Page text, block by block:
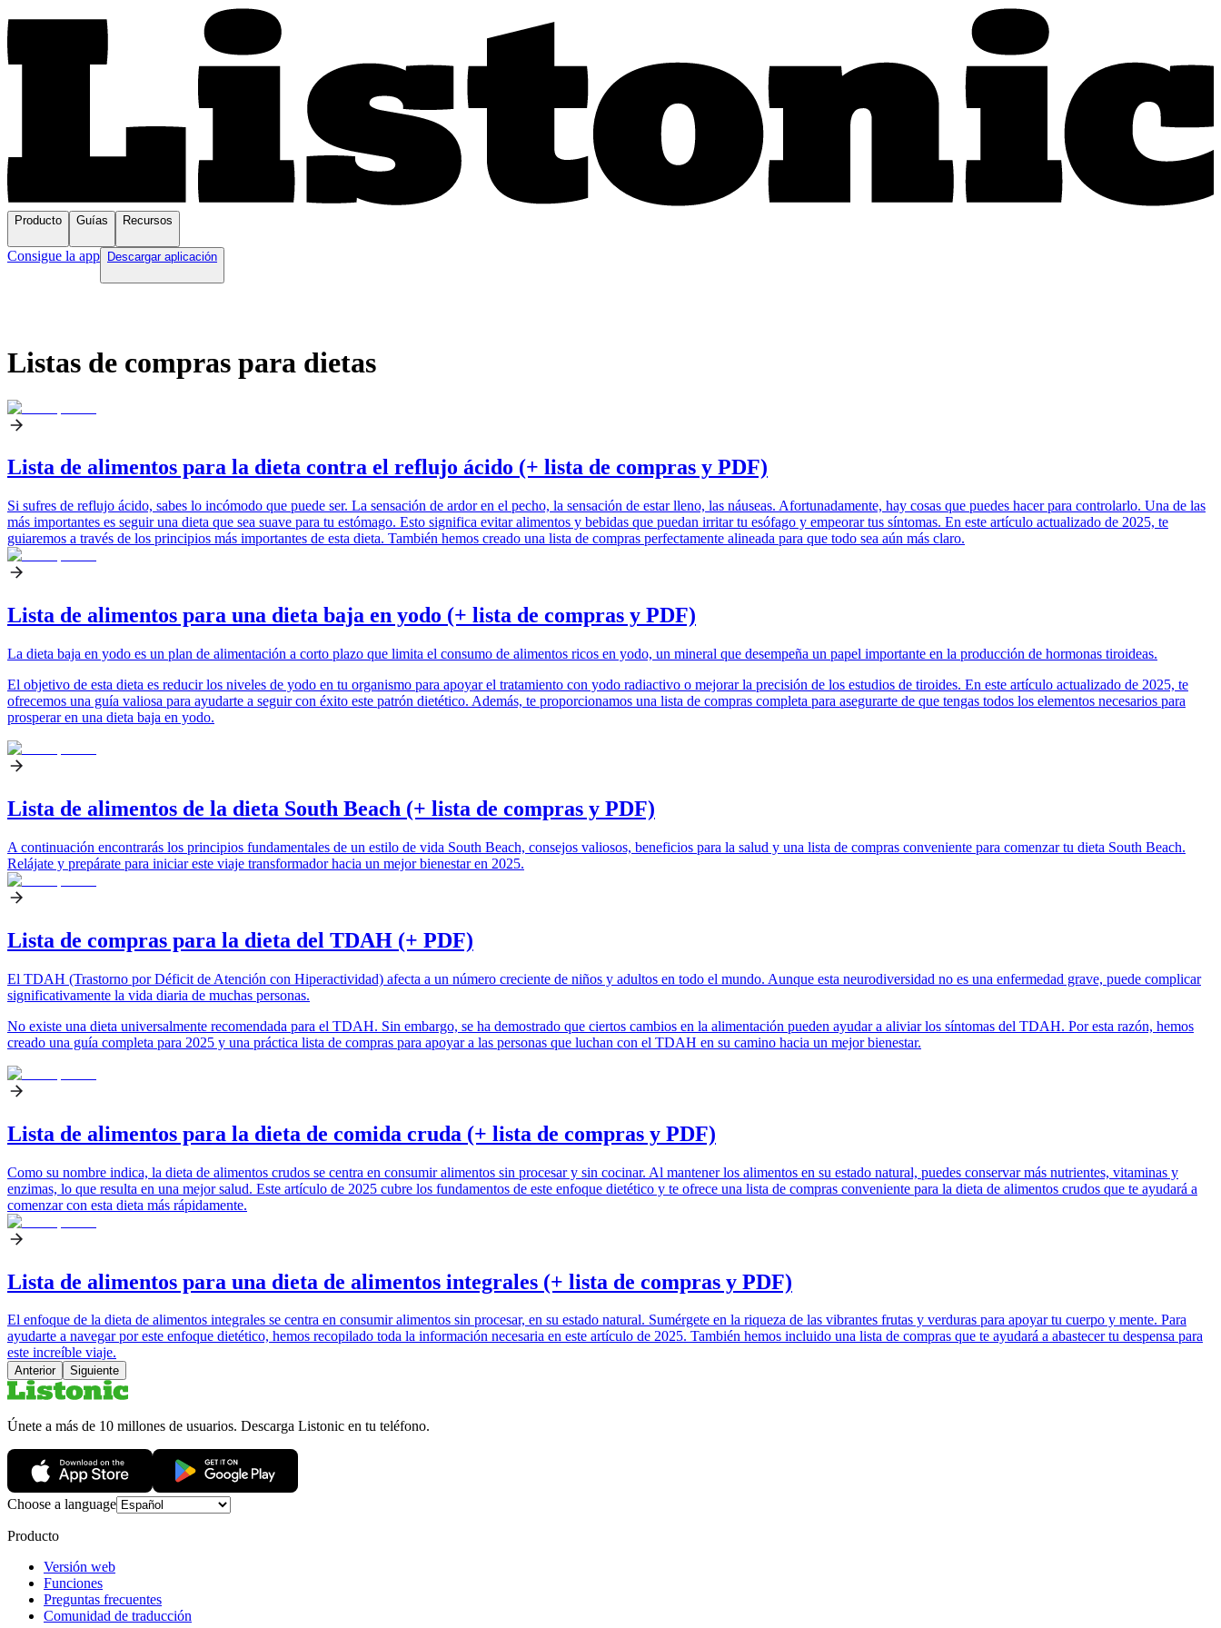
Producto Guías Recursos
Consigue la app Descargar aplicación
Listas de compras para dietas
Lista de alimentos para la dieta contra el reflujo ácido (+ lista de compras y PDF)
Si sufres de reflujo ácido, sabes lo incómodo que puede ser. La sensación de ardor en el pecho, la sensación de estar lleno, las náuseas. Afortunadamente, hay cosas que puedes hacer para controlarlo. Una de las
más importantes es seguir una dieta que sea suave para tu estómago. Esto significa evitar alimentos y bebidas que puedan irritar tu esófago y empeorar tus síntomas. En este artículo actualizado de 2025, te
guiaremos a través de los principios más importantes de esta dieta. También hemos creado una lista de compras perfectamente alineada para que todo sea aún más claro.
Lista de alimentos para una dieta baja en yodo (+ lista de compras y PDF)
La dieta baja en yodo es un plan de alimentación a corto plazo que limita el consumo de alimentos ricos en yodo, un mineral que desempeña un papel importante en la producción de hormonas tiroideas.
El objetivo de esta dieta es reducir los niveles de yodo en tu organismo para apoyar el tratamiento con yodo radiactivo o mejorar la precisión de los estudios de tiroides. En este artículo actualizado de 2025, te
ofrecemos una guía valiosa para ayudarte a seguir con éxito este patrón dietético. Además, te proporcionamos una lista de compras completa para asegurarte de que tengas todos los elementos necesarios para
prosperar en una dieta baja en yodo.
Lista de alimentos de la dieta South Beach (+ lista de compras y PDF)
A continuación encontrarás los principios fundamentales de un estilo de vida South Beach, consejos valiosos, beneficios para la salud y una lista de compras conveniente para comenzar tu dieta South Beach.
Relájate y prepárate para iniciar este viaje transformador hacia un mejor bienestar en 2025.
Lista de compras para la dieta del TDAH (+ PDF)
El TDAH (Trastorno por Déficit de Atención con Hiperactividad) afecta a un número creciente de niños y adultos en todo el mundo. Aunque esta neurodiversidad no es una enfermedad grave, puede complicar
significativamente la vida diaria de muchas personas.
No existe una dieta universalmente recomendada para el TDAH. Sin embargo, se ha demostrado que ciertos cambios en la alimentación pueden ayudar a aliviar los síntomas del TDAH. Por esta razón, hemos
creado una guía completa para 2025 y una práctica lista de compras para apoyar a las personas que luchan con el TDAH en su camino hacia un mejor bienestar.
Lista de alimentos para la dieta de comida cruda (+ lista de compras y PDF)
Como su nombre indica, la dieta de alimentos crudos se centra en consumir alimentos sin procesar y sin cocinar. Al mantener los alimentos en su estado natural, puedes conservar más nutrientes, vitaminas y
enzimas, lo que resulta en una mejor salud. Este artículo de 2025 cubre los fundamentos de este enfoque dietético y te ofrece una lista de compras conveniente para la dieta de alimentos crudos que te ayudará a
comenzar con esta dieta más rápidamente.
Lista de alimentos para una dieta de alimentos integrales (+ lista de compras y PDF)
El enfoque de la dieta de alimentos integrales se centra en consumir alimentos sin procesar, en su estado natural. Sumérgete en la riqueza de las vibrantes frutas y verduras para apoyar tu cuerpo y mente. Para
ayudarte a navegar por este enfoque dietético, hemos recopilado toda la información necesaria en este artículo de 2025. También hemos incluido una lista de compras que te ayudará a abastecer tu despensa para
este increíble viaje.
Anterior Siguiente
Únete a más de 10 millones de usuarios. Descarga Listonic en tu teléfono.
Choose a language
Producto
Versión web
Funciones
Preguntas frecuentes
Comunidad de traducción